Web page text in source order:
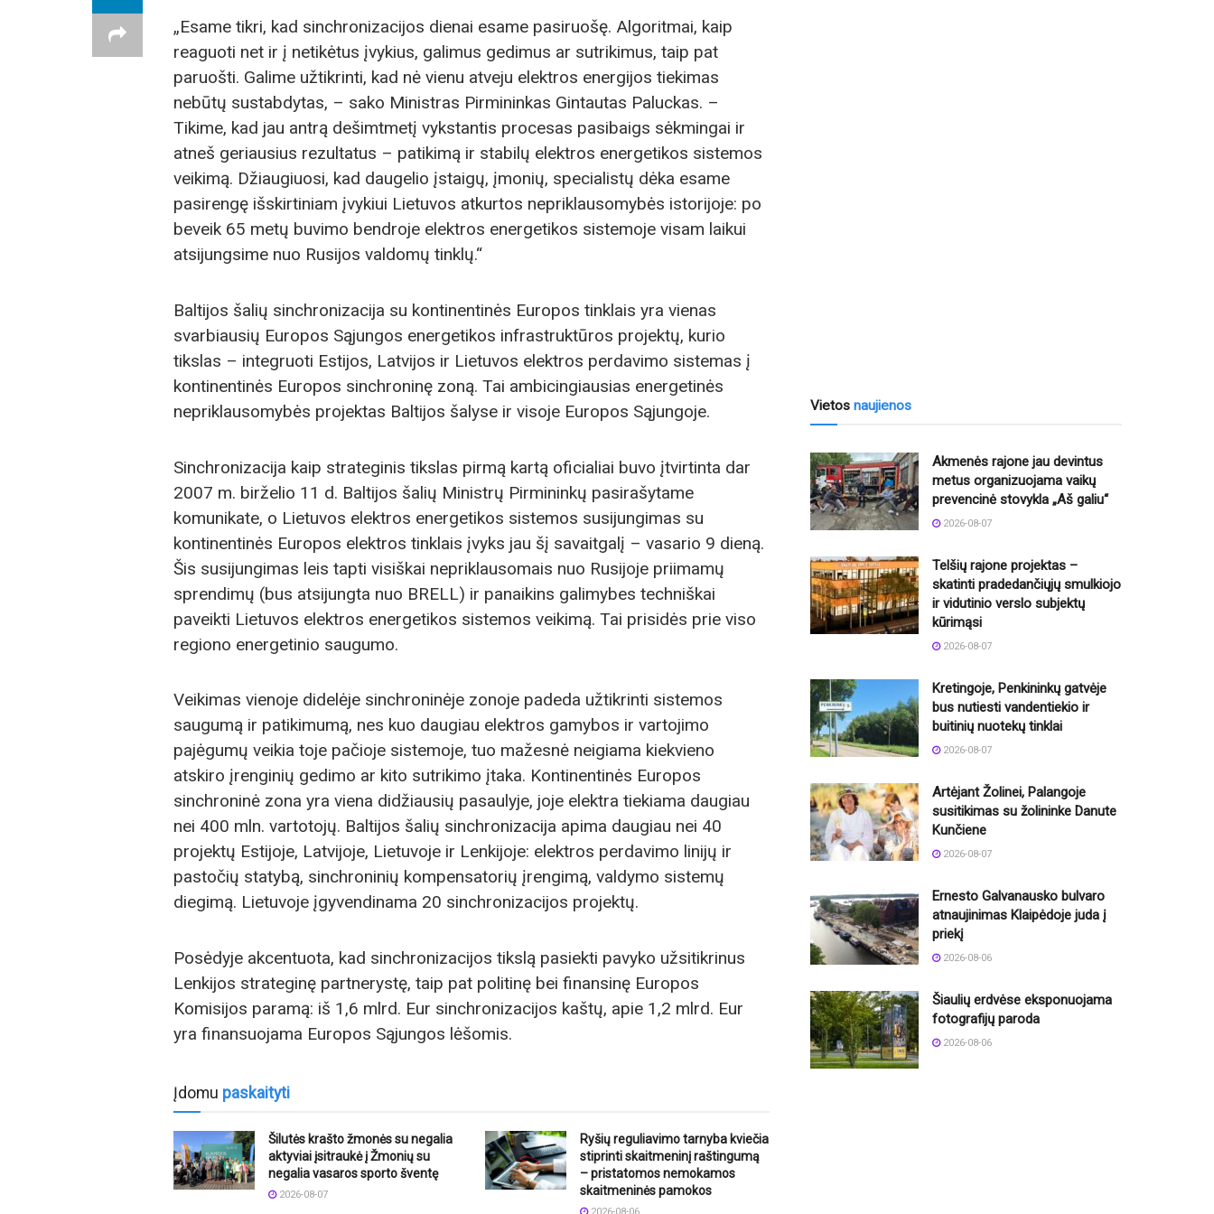
„Esame tikri, kad sinchronizacijos dienai esame pasiruošę. Algoritmai, kaip
reaguoti net ir į netikėtus įvykius, galimus gedimus ar sutrikimus, taip pat
paruošti. Galime užtikrinti, kad nė vienu atveju elektros energijos tiekimas
nebūtų sustabdytas, – sako Ministras Pirmininkas Gintautas Paluckas. –
Tikime, kad jau antrą dešimtmetį vykstantis procesas pasibaigs sėkmingai ir
atneš geriausius rezultatus – patikimą ir stabilų elektros energetikos sistemos
veikimą. Džiaugiuosi, kad daugelio įstaigų, įmonių, specialistų dėka esame
pasirengę išskirtiniam įvykiui Lietuvos atkurtos nepriklausomybės istorijoje: po
beveik 65 metų buvimo bendroje elektros energetikos sistemoje visam laikui
atsijungsime nuo Rusijos valdomų tinklų.“
Baltijos šalių sinchronizacija su kontinentinės Europos tinklais yra vienas
svarbiausių Europos Sąjungos energetikos infrastruktūros projektų, kurio
tikslas – integruoti Estijos, Latvijos ir Lietuvos elektros perdavimo sistemas į
kontinentinės Europos sinchroninę zoną. Tai ambicingiausias energetinės
nepriklausomybės projektas Baltijos šalyse ir visoje Europos Sąjungoje.
Sinchronizacija kaip strateginis tikslas pirmą kartą oficialiai buvo įtvirtinta dar
2007 m. birželio 11 d. Baltijos šalių Ministrų Pirmininkų pasirašytame
komunikate, o Lietuvos elektros energetikos sistemos susijungimas su
kontinentinės Europos elektros tinklais įvyks jau šį savaitgalį – vasario 9 dieną.
Šis susijungimas leis tapti visiškai nepriklausomais nuo Rusijoje priimamų
sprendimų (bus atsijungta nuo BRELL) ir panaikins galimybes techniškai
paveikti Lietuvos elektros energetikos sistemos veikimą. Tai prisidės prie viso
regiono energetinio saugumo.
Veikimas vienoje didelėje sinchroninėje zonoje padeda užtikrinti sistemos
saugumą ir patikimumą, nes kuo daugiau elektros gamybos ir vartojimo
pajėgumų veikia toje pačioje sistemoje, tuo mažesnė neigiama kiekvieno
atskiro įrenginių gedimo ar kito sutrikimo įtaka. Kontinentinės Europos
sinchroninė zona yra viena didžiausių pasaulyje, joje elektra tiekiama daugiau
nei 400 mln. vartotojų. Baltijos šalių sinchronizacija apima daugiau nei 40
projektų Estijoje, Latvijoje, Lietuvoje ir Lenkijoje: elektros perdavimo linijų ir
pastočių statybą, sinchroninių kompensatorių įrengimą, valdymo sistemų
diegimą. Lietuvoje įgyvendinama 20 sinchronizacijos projektų.
Posėdyje akcentuota, kad sinchronizacijos tikslą pasiekti pavyko užsitikrinus
Lenkijos strateginę partnerystę, taip pat politinę bei finansinę Europos
Komisijos paramą: iš 1,6 mlrd. Eur sinchronizacijos kaštų, apie 1,2 mlrd. Eur
yra finansuojama Europos Sąjungos lėšomis.
Įdomu paskaityti
Šilutės krašto žmonės su negalia
aktyviai įsitraukė į Žmonių su
negalia vasaros sporto šventę
2026-08-07
Ryšių reguliavimo tarnyba kviečia
stiprinti skaitmeninį raštingumą
– pristatomos nemokamos
skaitmeninės pamokos
Vietos naujienos
Akmenės rajone jau devintus
metus organizuojama vaikų
prevencinė stovykla „Aš galiu“
2026-08-07
Telšių rajone projektas –
skatinti pradedančiųjų smulkiojo
ir vidutinio verslo subjektų
kūrimąsi
2026-08-07
Kretingoje, Penkininkų gatvėje
bus nutiesti vandentiekio ir
buitinių nuotekų tinklai
2026-08-07
Artėjant Žolinei, Palangoje
susitikimas su žolininke Danute
Kunčiene
2026-08-07
Ernesto Galvanausko bulvaro
atnaujinimas Klaipėdoje juda į
priekį
2026-08-06
Šiaulių erdvėse eksponuojama
fotografijų paroda
2026-08-06